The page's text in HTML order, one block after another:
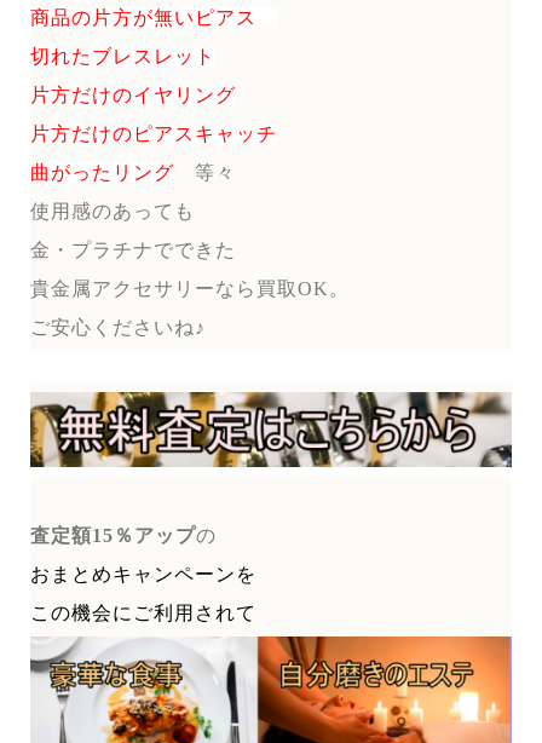
商品の片方が無いピアス
切れたブレスレット
片方だけのイヤリング
片方だけのピアスキャッチ
曲がったリング
等々
使用感のあっても
金・プラチナでできた
貴金属アクセサリーなら買取OK。
ご安心くださいね♪
査定額15％アップの
おまとめキャンペーンを
この機会にご利用されて